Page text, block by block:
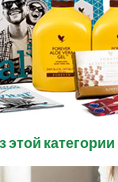
категории